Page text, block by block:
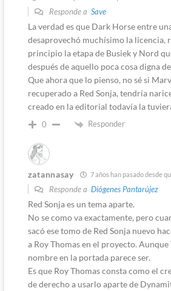
Responde a Save
La verdad es que Dark Horse entre
desaprovechó muchísimo la licencia,
principio la etapa de Busiek y Nord
después de aquello poca cosa digna
Que ahora que lo pienso, no sé si
recuperado a Red Sonja, tendría
creado en la editorial todavía la
0 Responder
zatannasay 7 años han pasado desde
Responde a Diógenes Pantarújez
Red Sonja es un tema aparte.
No se como va exactamente, pero
sacó ese tomo de Red Sonja nuevo
a Roy Thomas en el proyecto.
nombre en la portada parece ser.
Es que Roy Thomas consta como el
de derecho a usarlo aparte de